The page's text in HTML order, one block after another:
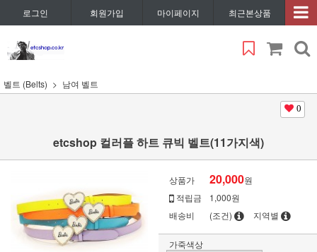
로그인 회원가입 마이페이지 최근본상품
벨트 (Belts) 남여 벨트
0
etcshop 컬러플 하트 큐빅 벨트(11가지색)
상품가 20,000원
적립금
1,000원
배송비
(조건) 지역별
가죽색상